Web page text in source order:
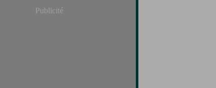
Publicité